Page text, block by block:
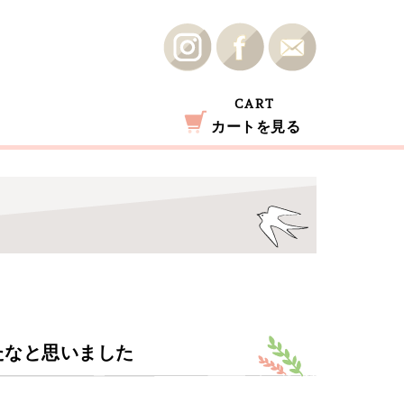
カートを見る
CART
と思いました